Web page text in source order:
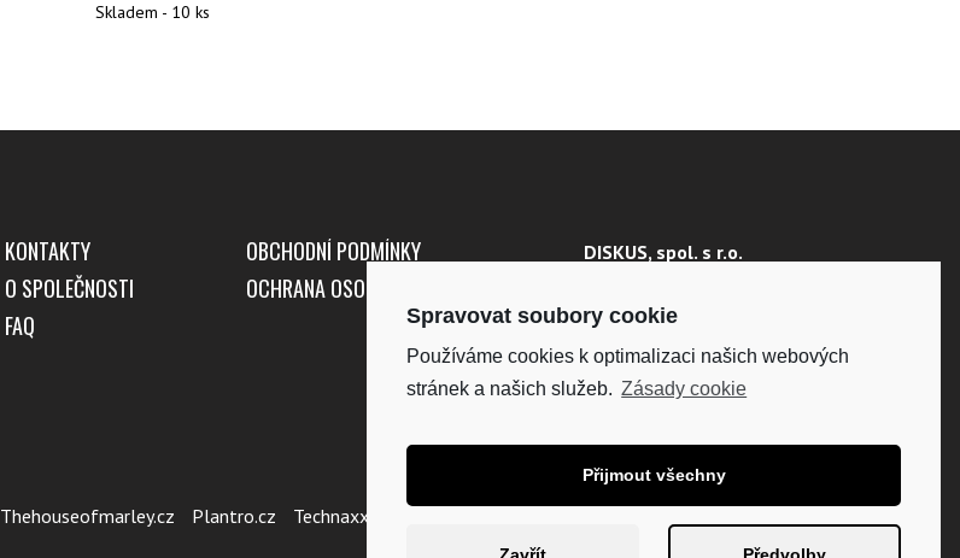
Skladem - 10 ks
KONTAKTY
O SPOLEČNOSTI
FAQ
OBCHODNÍ PODMÍNKY
OCHRANA OSOBNÍCH ÚDAJŮ
DISKUS, spol. s r.o.
DIČ: CZ41195183
Fakturační adresa:
Kunětická 2534/2, 120 00
Thehouseofmarley.cz Plantro.cz Technaxx.cz
Spravovat soubory cookie
Používáme cookies k optimalizaci našich webových
stránek a našich služeb. Zásady cookie
Přijmout všechny